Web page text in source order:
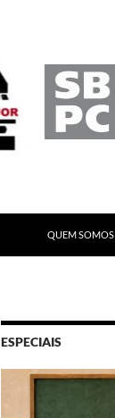
QUEM SOMOS
ESPECIAIS